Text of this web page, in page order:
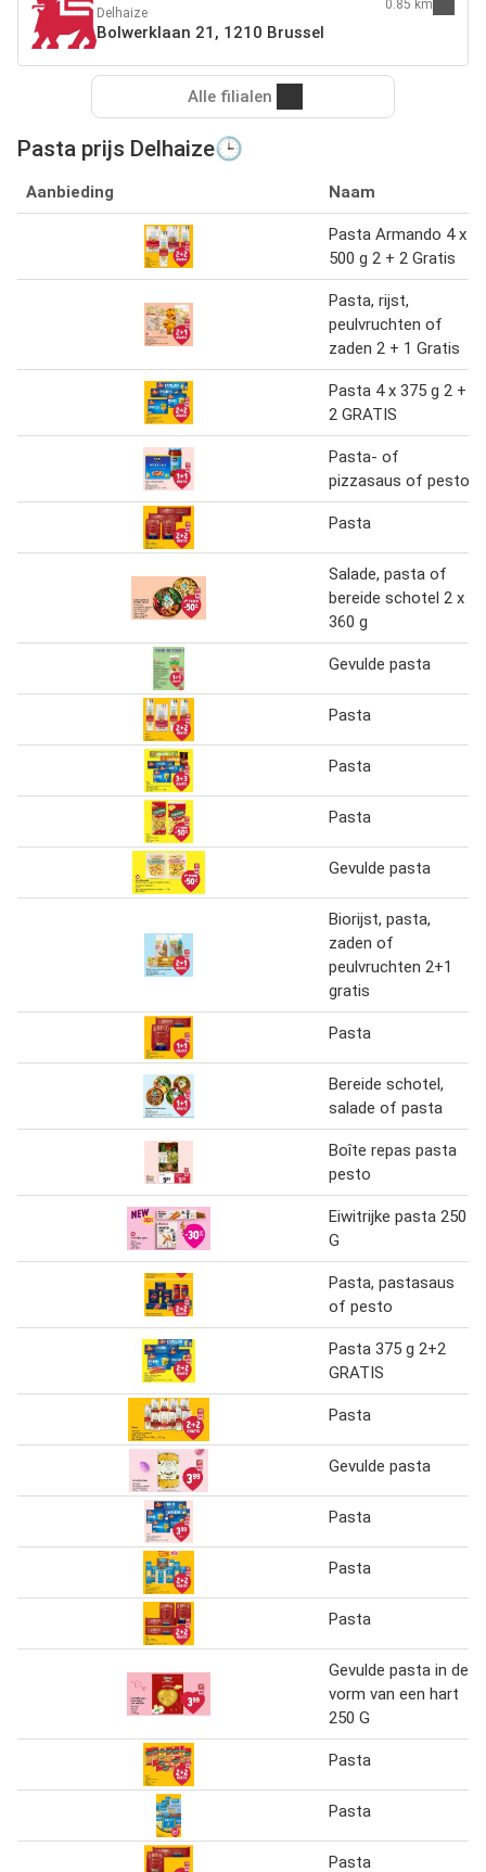
Delhaize
Bolwerklaan 21, 1210 Brussel
0.85 km
Alle filialen
Pasta prijs Delhaize🕒
Aanbieding Naam
Pasta Armando 4 x
500 g 2 + 2 Gratis
Pasta, rijst,
peulvruchten of
zaden 2 + 1 Gratis
Pasta 4 x 375 g 2 +
2 GRATIS
Pasta- of
pizzasaus of pesto
Pasta
Salade, pasta of
bereide schotel 2 x
360 g
Gevulde pasta
Pasta
Pasta
Pasta
Gevulde pasta
Biorijst, pasta,
zaden of
peulvruchten 2+1
gratis
Pasta
Bereide schotel,
salade of pasta
Boîte repas pasta
pesto
Eiwitrijke pasta 250
G
Pasta, pastasaus
of pesto
Pasta 375 g 2+2
GRATIS
Pasta
Gevulde pasta
Pasta
Pasta
Pasta
Gevulde pasta in de
vorm van een hart
250 G
Pasta
Pasta
Pasta